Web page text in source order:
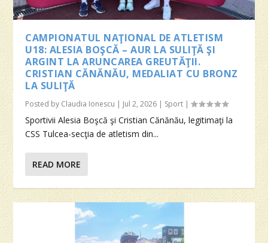
CAMPIONATUL NAŢIONAL DE ATLETISM
U18: ALESIA BOŞCĂ – AUR LA SULIŢĂ ŞI
ARGINT LA ARUNCAREA GREUTĂŢII.
CRISTIAN CĂNĂNĂU, MEDALIAT CU BRONZ
LA SULIŢĂ
Posted by Claudia Ionescu | Jul 2, 2026 | Sport |
Sportivii Alesia Boşcă şi Cristian Cănănău, legitimaţi la
CSS Tulcea-secţia de atletism din...
READ MORE